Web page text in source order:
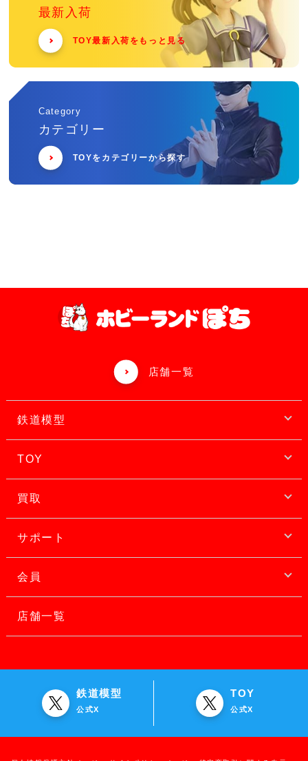
最新入荷
TOY最新入荷をもっと見る
Category
カテゴリー
TOYをカテゴリーから探す
店舗一覧
鉄道模型
TOY
買取
サポート
会員
店舗一覧
鉄道模型
公式X
TOY
公式X